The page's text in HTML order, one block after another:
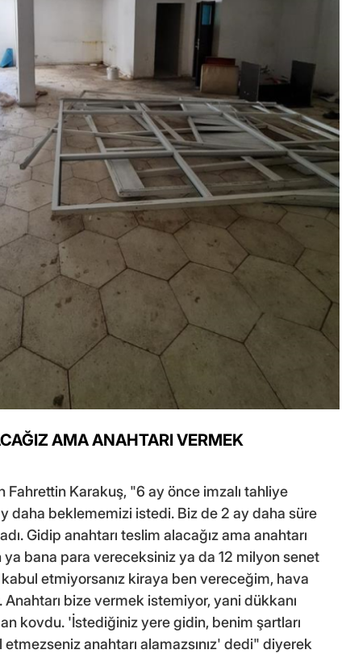
AMA ANAHTARI VERMEK
Karakuş, "6 ay önce imzalı tahliye
daha beklememizi istedi. Biz de 2 ay daha süre
Gidip anahtarı teslim alacağız ama anahtarı
bana para vereceksiniz ya da 12 milyon senet
etmiyorsanız kiraya ben vereceğim, hava
Anahtarı bize vermek istemiyor, yani dükkanı
kovdu. 'İstediğiniz yere gidin, benim şartları
anahtarı alamazsınız' dedi" diyerek